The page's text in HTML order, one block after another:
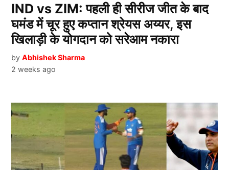
IND vs ZIM: पहली ही सीरीज जीत के बाद
घमंड में चूर हुए कप्तान श्रेयस अय्यर, इस
खिलाड़ी के योगदान को सरेआम नकारा
by Abhishek Sharma
2 weeks ago